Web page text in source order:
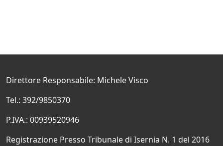
Direttore Responsabile: Michele Visco
Tel.: 392/9850370
P.IVA.: 00939520946
Registrazione Presso Tribunale di Isernia N. 1 del 2016